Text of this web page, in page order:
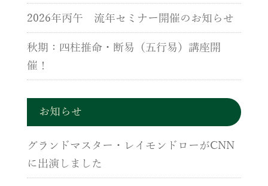
内
2026年丙午 流年セミナー開催のお知らせ
秋期：四柱推命・断易（五行易）講座開
催！
お知らせ
グランドマスター・レイモンドローがCNN
に出演しました